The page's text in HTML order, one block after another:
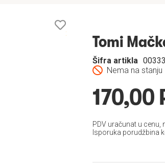
želja
Tomi
Nema na stanju
Šifra artikla
170,00
PDV uračunat u cenu,
Isporuka porudžbina